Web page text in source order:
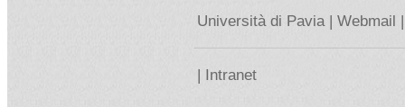
Università di Pavia | Webmail |
| Intranet